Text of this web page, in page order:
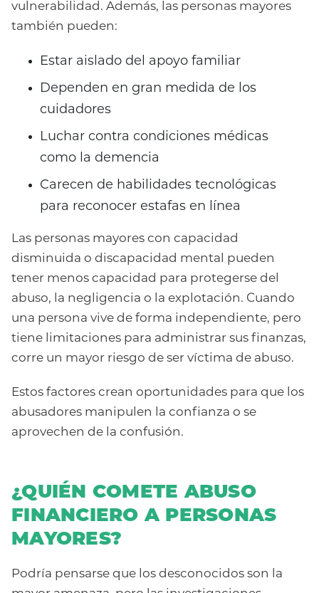
vulnerabilidad. Además, las personas mayores
también pueden:
Estar aislado del apoyo familiar
Dependen en gran medida de los
cuidadores
Luchar contra condiciones médicas
como la demencia
Carecen de habilidades tecnológicas
para reconocer estafas en línea
Las personas mayores con capacidad
disminuida o discapacidad mental pueden
tener menos capacidad para protegerse del
abuso, la negligencia o la explotación. Cuando
una persona vive de forma independiente, pero
tiene limitaciones para administrar sus finanzas,
corre un mayor riesgo de ser víctima de abuso.
Estos factores crean oportunidades para que los
abusadores manipulen la confianza o se
aprovechen de la confusión.
¿QUIÉN COMETE ABUSO
FINANCIERO A PERSONAS
MAYORES?
Podría pensarse que los desconocidos son la